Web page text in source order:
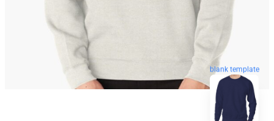
blank template